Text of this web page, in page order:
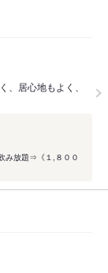
居心地もよく、
み放題⇒《１,８００